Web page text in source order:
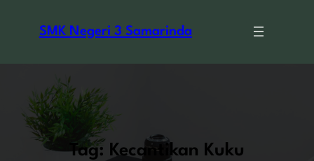
SMK Negeri 3 Samarinda
Tag: Kecantikan Kuku